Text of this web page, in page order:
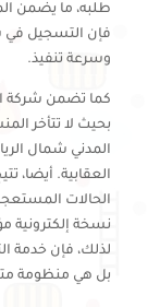
طلبه، ما يضمن
فإن التسجيل في
وسرعة تنفيذ.
كما تضمن شركة
بحيث لا تتأخر
المدني شمال
العقابية. أيضا،
نسخة إلكترونية
لذلك، فإن خدمة
بل هي منظومة